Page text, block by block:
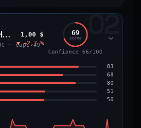
VOLUME 24 H
VAR. 30 J
+2,0 %
69/100
02
· capi #9
1,00 $
▼ −2,7 %
69
SCORE
Confiance 66/100
83
68
80
51
50